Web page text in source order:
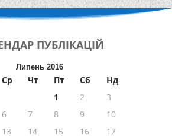
ПУБЛІКАЦІЙ
Липень 2016
Ср Чт Пт Сб
Нд
1
2
3
6 7 8 9
10
13 14 15 16
17